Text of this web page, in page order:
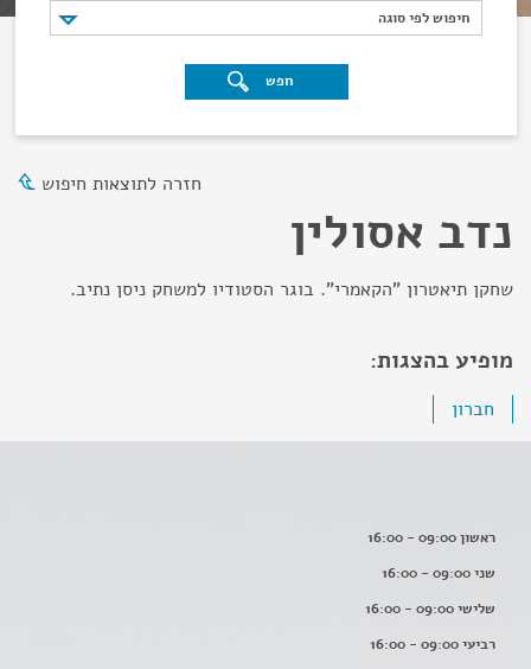
חיפוש לפי סוגה
חיפוש לפי סוגה
חפש
חזרה לתוצאות חיפוש
נדב אסולין
שחקן תיאטרון "הקאמרי". בוגר הסטודיו למשחק ניסן נתיב.
מופיע בהצגות:
חברון
ראשון 09:00 - 16:00
שני 09:00 - 16:00
שלישי 09:00 - 16:00
רביעי 09:00 - 16:00